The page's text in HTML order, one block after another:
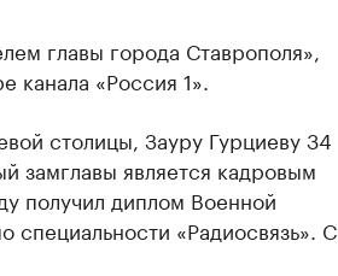
главы города Ставрополя»,
«Россия 1».
столицы, Зауру Гурциеву 34
замглавы является кадровым
получил диплом Военной
специальности «Радиосвязь». С